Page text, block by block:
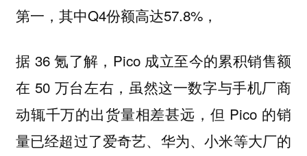
第一，其中Q4份额高达57.8%，
据 36 氪了解，Pico 成立至今的累积销售额
在 50 万台左右，虽然这一数字与手机厂商
动辄千万的出货量相差甚远，但 Pico 的销
量已经超过了爱奇艺、华为、小米等大厂的